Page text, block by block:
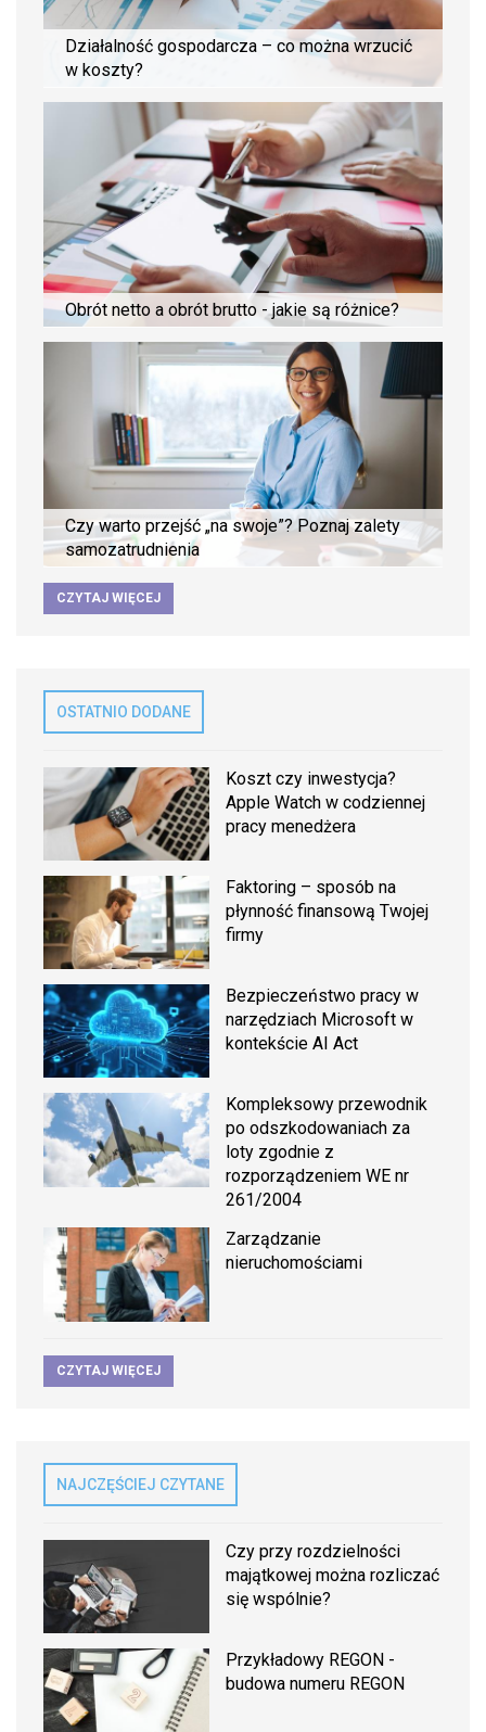
Działalność gospodarcza – co można wrzucić
w koszty?
Obrót netto a obrót brutto - jakie są różnice?
Czy warto przejść „na swoje”? Poznaj zalety
samozatrudnienia
CZYTAJ WIĘCEJ
OSTATNIO DODANE
Koszt czy inwestycja?
Apple Watch w codziennej
pracy menedżera
Faktoring – sposób na
płynność finansową Twojej
firmy
Bezpieczeństwo pracy w
narzędziach Microsoft w
kontekście AI Act
Kompleksowy przewodnik
po odszkodowaniach za
loty zgodnie z
rozporządzeniem WE nr
261/2004
Zarządzanie
nieruchomościami
CZYTAJ WIĘCEJ
NAJCZĘŚCIEJ CZYTANE
Czy przy rozdzielności
majątkowej można rozliczać
się wspólnie?
Przykładowy REGON -
budowa numeru REGON